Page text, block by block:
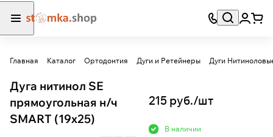
Главная Каталог Ортодонтия Дуги и Ретейнеры Дуги
Дуга нитинол SE
прямоугольная н/ч
SMART (19х25)
215 руб./шт
В наличии